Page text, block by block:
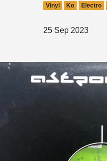
Vinyl Ko Electro
25 Sep 2023